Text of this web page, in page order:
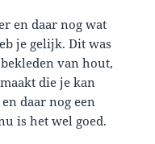
en daar nog wat
je gelijk. Dit was
van hout,
die je kan
daar nog een
is het wel goed.